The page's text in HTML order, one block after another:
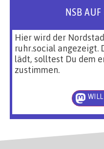
NSB
Hier wird der
ruhr.social angezeigt.
lädt, solltest Du dem
zustimmen.